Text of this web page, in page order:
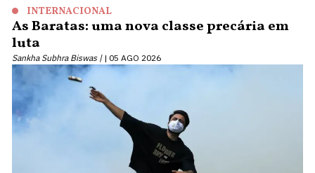
INTERNACIONAL
As Baratas: uma nova classe precária em
luta
Sankha Subhra Biswas | 05 AGO 2026